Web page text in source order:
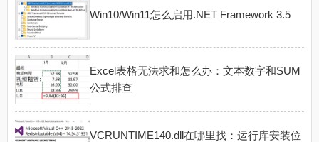
Win10/Win11怎么启用.NET Framework 3.5
Excel表格无法求和怎么办：文本数字和SUM
公式排查
VCRUNTIME140.dll在哪里找：运行库安装位